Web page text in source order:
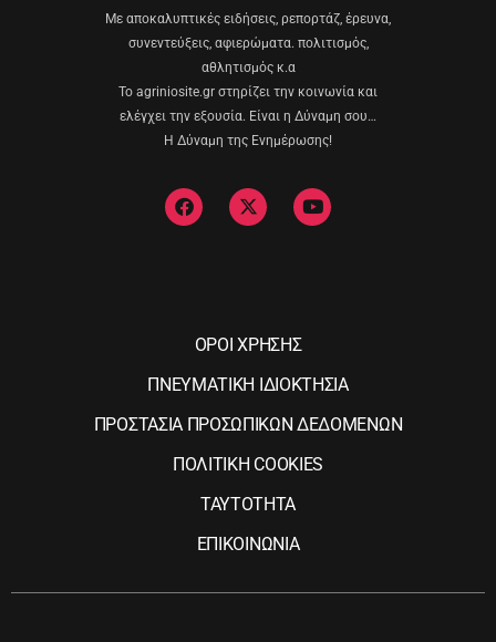
Με αποκαλυπτικές ειδήσεις, ρεπορτάζ, έρευνα,
συνεντεύξεις, αφιερώματα. πολιτισμός,
αθλητισμός κ.α
Το agriniosite.gr στηρίζει την κοινωνία και
ελέγχει την εξουσία. Είναι η Δύναμη σου…
Η Δύναμη της Ενημέρωσης!
ΟΡΟΙ ΧΡΗΣΗΣ
ΠΝΕΥΜΑΤΙΚΗ ΙΔΙΟΚΤΗΣΙΑ
ΠΡΟΣΤΑΣΙΑ ΠΡΟΣΩΠΙΚΩΝ ΔΕΔΟΜΕΝΩΝ
ΠΟΛΙΤΙΚΗ COOKIES
ΤΑΥΤΟΤΗΤΑ
ΕΠΙΚΟΙΝΩΝΙΑ